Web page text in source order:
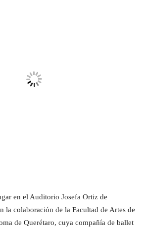
en el Auditorio Josefa Ortiz de
la colaboración de la Facultad de Artes de
de Querétaro, cuya compañía de ballet